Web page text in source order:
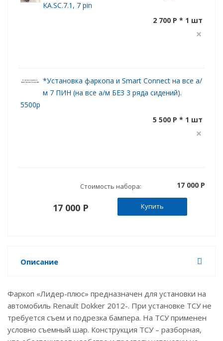
KA.SC.7.1, 7 pin
2 700 P * 1 шт
*Установка фаркопа и Smart Connect на все а/
м 7 ПИН (на все а/м БЕЗ 3 ряда сидений).
5500р
5 500 P * 1 шт
Стоимость набора: 17 000 P
17 000 P Купить
Описание
Фаркоп «Лидер-плюс» предназначен для установки на
автомобиль Renault Dokker 2012-. При установке ТСУ не
требуется съем и подрезка бампера. На ТСУ применен
условно съемный шар. Конструкция ТСУ – разборная,